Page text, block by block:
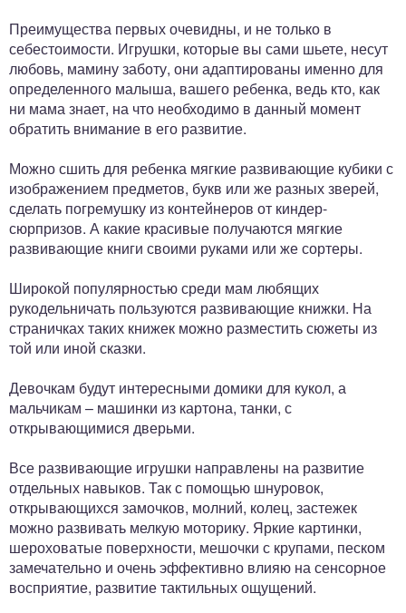
Преимущества первых очевидны, и не только в
себестоимости. Игрушки, которые вы сами шьете, несут
любовь, мамину заботу, они адаптированы именно для
определенного малыша, вашего ребенка, ведь кто, как
ни мама знает, на что необходимо в данный момент
обратить внимание в его развитие.
Можно сшить для ребенка мягкие развивающие кубики с
изображением предметов, букв или же разных зверей,
сделать погремушку из контейнеров от киндер-
сюрпризов. А какие красивые получаются мягкие
развивающие книги своими руками или же сортеры.
Широкой популярностью среди мам любящих
рукодельничать пользуются развивающие книжки. На
страничках таких книжек можно разместить сюжеты из
той или иной сказки.
Девочкам будут интересными домики для кукол, а
мальчикам – машинки из картона, танки, с
открывающимися дверьми.
Все развивающие игрушки направлены на развитие
отдельных навыков. Так с помощью шнуровок,
открывающихся замочков, молний, колец, застежек
можно развивать мелкую моторику. Яркие картинки,
шероховатые поверхности, мешочки с крупами, песком
замечательно и очень эффективно влияю на сенсорное
восприятие, развитие тактильных ощущений.